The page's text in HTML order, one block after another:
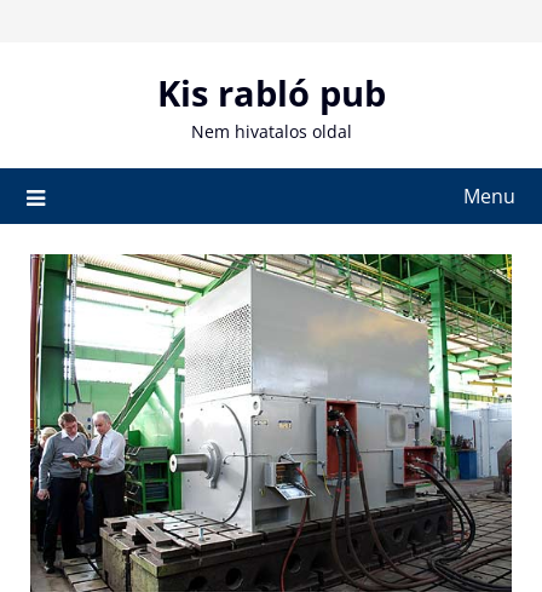
Kis rabló pub
Nem hivatalos oldal
Menu